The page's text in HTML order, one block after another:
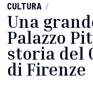
CULTURA /
Una
Palazzo
storia del
di Firenze